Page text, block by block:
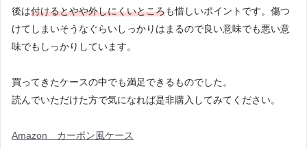
後は付けるとやや外しにくいところも惜しいポイントです。傷つ
けてしまいそうなぐらいしっかりはまるので良い意味でも悪い意
味でもしっかりしています。
買ってきたケースの中でも満足できるものでした。
読んでいただけた方で気になれば是非購入してみてください。
Amazon カーボン風ケース